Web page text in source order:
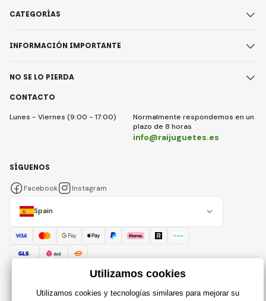
CONTACTO
Lunes - Viernes (9:00 - 17:00)
Normalmente respondemos en un
plazo de 8 horas
info@raijuguetes.es
CATEGORÍAS
INFORMACIÓN IMPORTANTE
NO SE LO PIERDA
Spain
SÍGUENOS
Facebook Instagram